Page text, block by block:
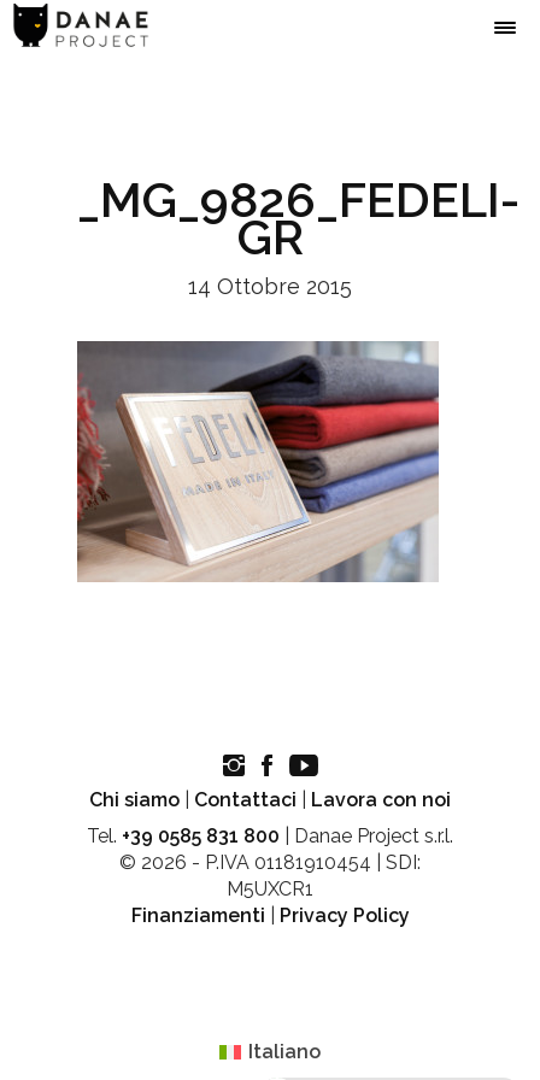
_MG_9826_FEDELI-
GR
14 Ottobre 2015
Chi siamo Contattaci
Lavora con noi
Tel. +39 0585 831 800 | Danae Project s.r.l.
© 2026 - P.IVA 01181910454 | SDI:
M5UXCR1
Finanziamenti
Privacy Policy
Italiano